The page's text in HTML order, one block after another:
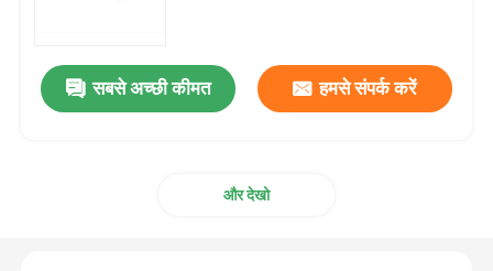
सबसे अच्छी कीमत हमसे संपर्क करें
और देखो